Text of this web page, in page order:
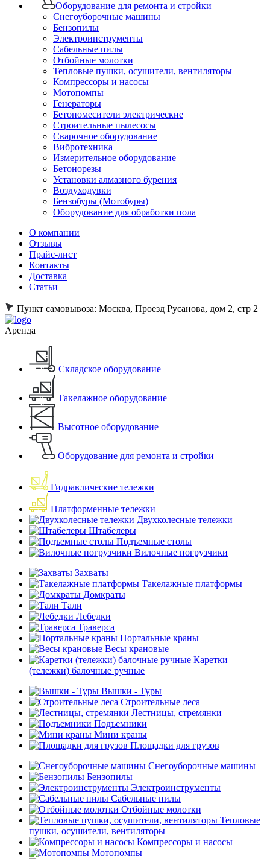
Оборудование для ремонта и стройки
Снегоуборочные машины
Бензопилы
Электроинструменты
Сабельные пилы
Отбойные молотки
Тепловые пушки, осушители, вентиляторы
Компрессоры и насосы
Мотопомпы
Генераторы
Бетономесители электрические
Строительные пылесосы
Сварочное оборудование
Вибротехника
Измерительное оборудование
Бетонорезы
Установки алмазного бурения
Воздуходувки
Бензобуры (Мотобуры)
Оборудование для обработки пола
О компании
Отзывы
Прайс-лист
Контакты
Доставка
Статьи
Пункт самовывоза: Москва, Проезд Русанова, дом 2, стр 2
Аренда
Складское оборудование
Такелажное оборудование
Высотное оборудование
Оборудование для ремонта и стройки
Гидравлические тележки
Платформенные тележки
Двухколесные тележки
Штабелеры
Подъемные столы
Вилочные погрузчики
Захваты
Такелажные платформы
Домкраты
Тали
Лебедки
Траверса
Портальные краны
Весы крановые
Каретки
(тележки) балочные ручные
Вышки - Туры
Строительные леса
Лестницы, стремянки
Подъемники
Мини краны
Площадки для грузов
Снегоуборочные машины
Бензопилы
Электроинструменты
Сабельные пилы
Отбойные молотки
Тепловые
пушки, осушители, вентиляторы
Компрессоры и насосы
Мотопомпы